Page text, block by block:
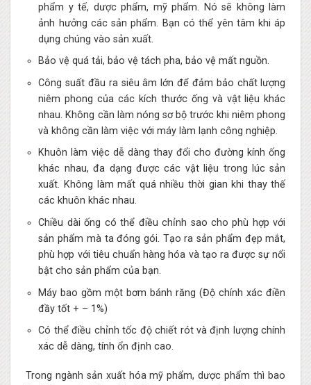
phẩm y tế, dược phẩm, mỹ phẩm. Nó sẽ không làm
ảnh hưởng các sản phẩm. Bạn có thể yên tâm khi áp
dụng chúng vào sản xuất.
Bảo vệ quá tải, bảo vệ tách pha, bảo vệ mất nguồn.
Công suất đầu ra siêu âm lớn để đảm bảo chất lượng
niêm phong của các kích thước ống và vật liệu khác
nhau. Không cần làm nóng sơ bộ trước khi niêm phong
và không cần làm việc với máy làm lạnh công nghiệp.
Khuôn làm việc dễ dàng thay đổi cho đường kính ống
khác nhau, đa dạng được các vật liệu trong lúc sản
xuất. Không làm mất quá nhiều thời gian khi thay thế
các khuôn khác nhau.
Chiều dài ống có thể điều chỉnh sao cho phù hợp với
sản phẩm mà ta đóng gói. Tạo ra sản phẩm đẹp mắt,
phù hợp với tiêu chuẩn hàng hóa và tạo ra được sự nổi
bật cho sản phẩm của bạn.
Máy bao gồm một bơm bánh răng (Độ chính xác điền
đầy tốt + – 1%)
Có thể điều chỉnh tốc độ chiết rót và định lượng chính
xác dễ dàng, tính ổn định cao.
Trong ngành sản xuất hóa mỹ phẩm, dược phẩm thì bao